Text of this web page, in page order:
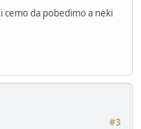
cemo da pobedimo a neki
#3